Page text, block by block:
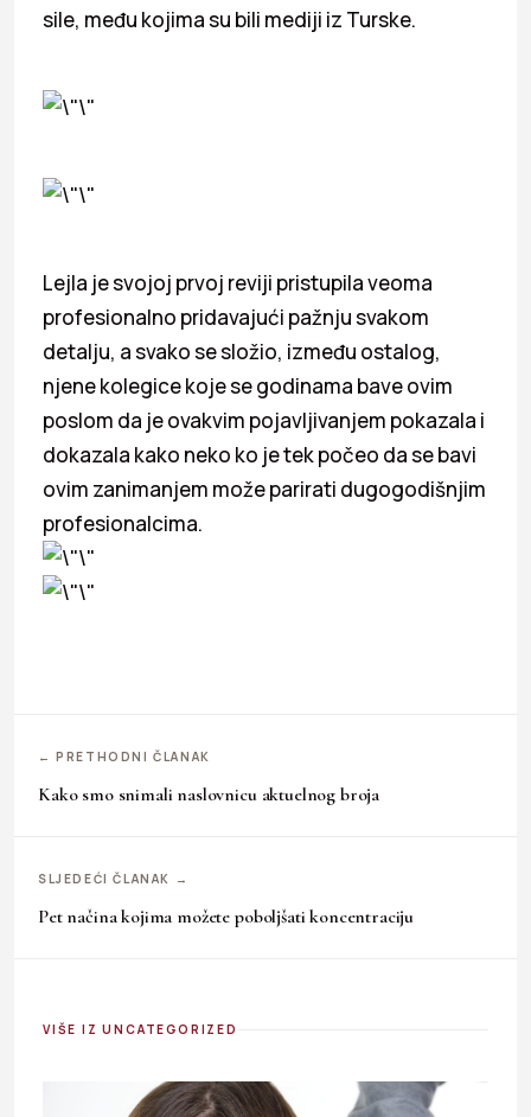
sile, među kojima su bili mediji iz Turske.
Lejla je svojoj prvoj reviji pristupila veoma
profesionalno pridavajući pažnju svakom
detalju, a svako se složio, između ostalog,
njene kolegice koje se godinama bave ovim
poslom da je ovakvim pojavljivanjem pokazala i
dokazala kako neko ko je tek počeo da se bavi
ovim zanimanjem može parirati dugogodišnjim
profesionalcima.
← PRETHODNI ČLANAK
Kako smo snimali naslovnicu aktuelnog broja
SLJEDEĆI ČLANAK →
Pet načina kojima možete poboljšati koncentraciju
VIŠE IZ UNCATEGORIZED